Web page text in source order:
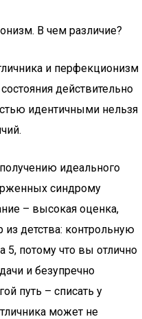
В чем различие?
и перфекционизм
действительно
идентичными нельзя
идеального
синдрому
– высокая оценка,
детства: контрольную
потому что вы отлично
и безупречно
путь – списать у
может не